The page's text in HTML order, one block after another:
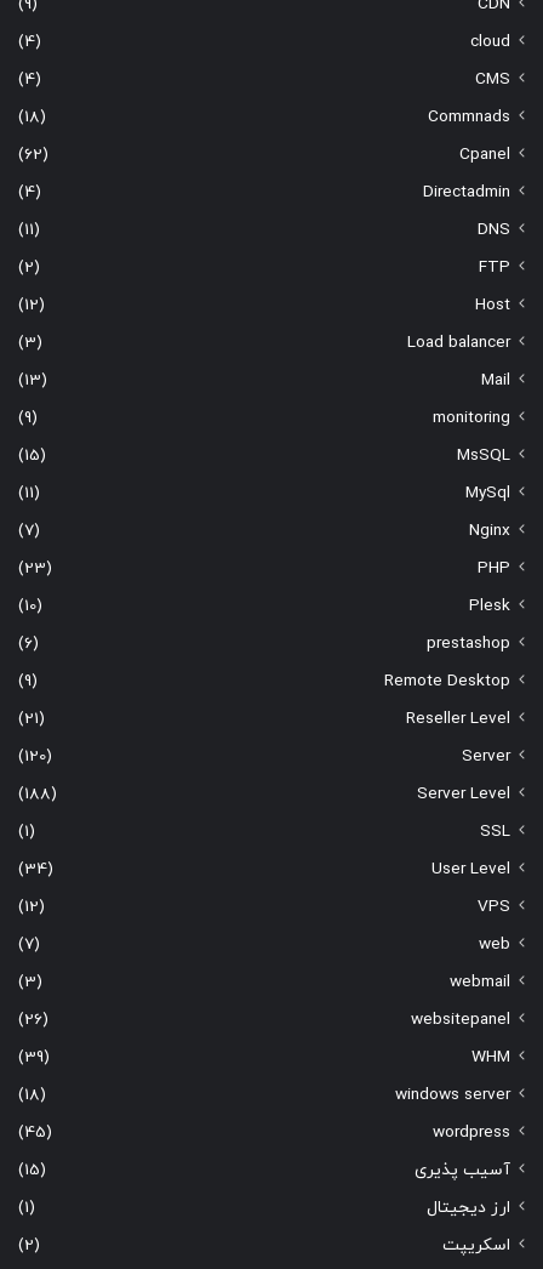
cloud
(4)
CMS
(4)
Commnads
(18)
Cpanel
(62)
Directadmin
(4)
DNS
(11)
FTP
(2)
Host
(12)
Load balancer
(3)
Mail
(13)
monitoring
(9)
MsSQL
(15)
MySql
(11)
Nginx
(7)
PHP
(23)
Plesk
(10)
prestashop
(6)
Remote Desktop
(9)
Reseller Level
(21)
Server
(120)
Server Level
(188)
SSL
(1)
User Level
(34)
VPS
(12)
web
(7)
webmail
(3)
websitepanel
(26)
WHM
(39)
windows server
(18)
wordpress
(45)
آسیب پذیری
(15)
ارز دیجیتال
(1)
اسکریپت
(2)